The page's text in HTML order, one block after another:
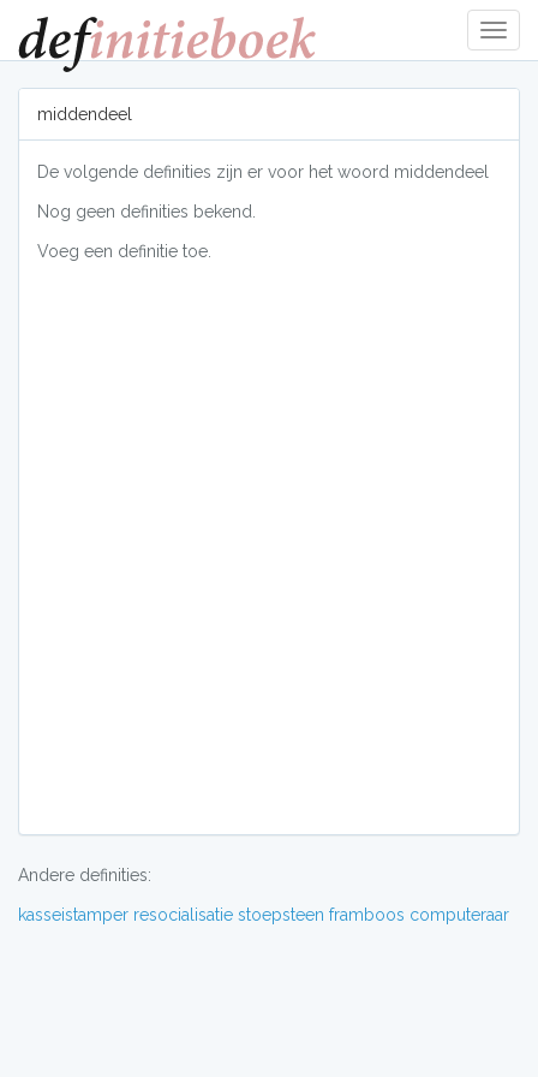
tonen
middendeel
De volgende definities zijn er voor het woord middendeel
Nog geen definities bekend.
Voeg een definitie toe.
Andere definities:
kasseistamper resocialisatie stoepsteen framboos computeraar